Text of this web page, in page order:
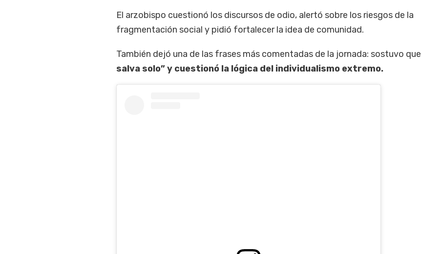
El arzobispo cuestionó los discursos de odio, alertó sobre los riesgos de la
fragmentación social y pidió fortalecer la idea de comunidad.
También dejó una de las frases más comentadas de la jornada: sostuvo que
salva solo” y cuestionó la lógica del individualismo extremo.